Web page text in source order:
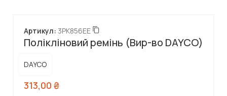
Полікліновий ремінь (Вир-во DAYCO)
Артикул: 3PK856EE
DAYCO
313,00 ₴